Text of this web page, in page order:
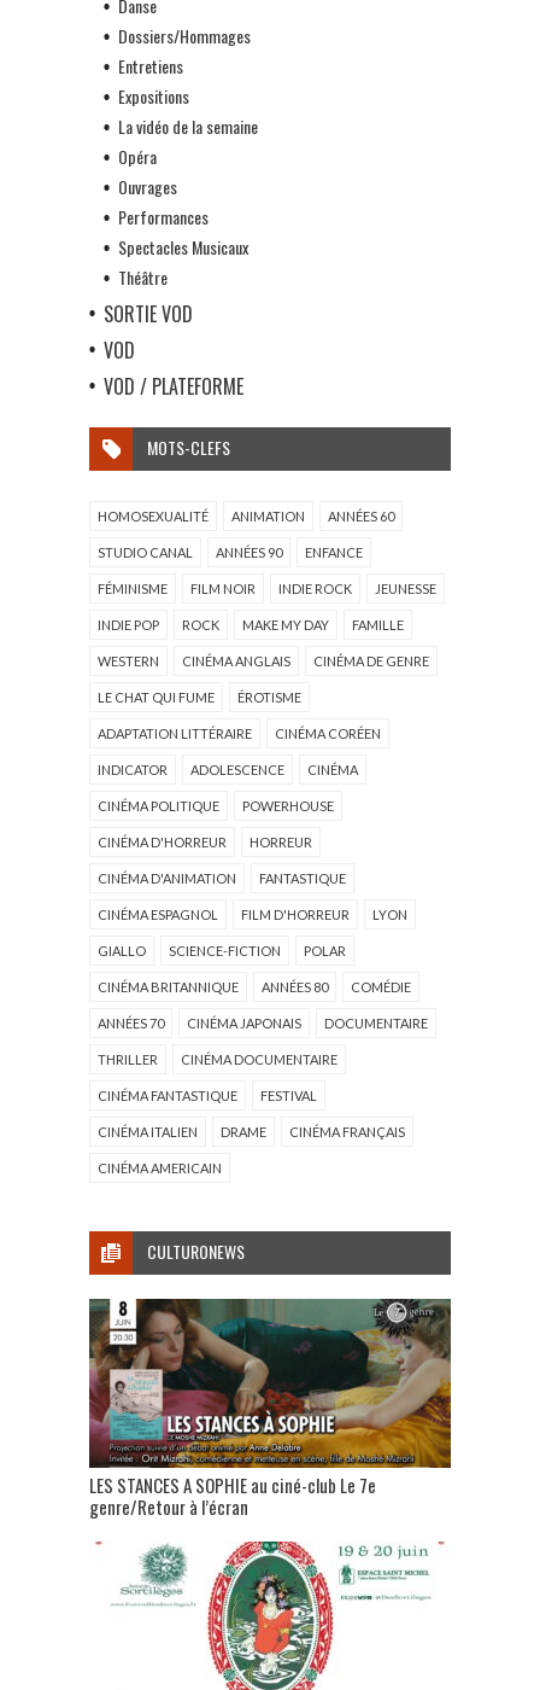
Danse
Dossiers/Hommages
Entretiens
Expositions
La vidéo de la semaine
Opéra
Ouvrages
Performances
Spectacles Musicaux
Théâtre
SORTIE VOD
VOD
VOD / PLATEFORME
MOTS-CLEFS
HOMOSEXUALITÉ ANIMATION ANNÉES 60
STUDIO CANAL ANNÉES 90 ENFANCE
FÉMINISME FILM NOIR INDIE ROCK JEUNESSE
INDIE POP ROCK MAKE MY DAY FAMILLE
WESTERN CINÉMA ANGLAIS CINÉMA DE GENRE
LE CHAT QUI FUME ÉROTISME
ADAPTATION LITTÉRAIRE CINÉMA CORÉEN
INDICATOR ADOLESCENCE CINÉMA
CINÉMA POLITIQUE POWERHOUSE
CINÉMA D'HORREUR HORREUR
CINÉMA D'ANIMATION FANTASTIQUE
CINÉMA ESPAGNOL FILM D'HORREUR LYON
GIALLO SCIENCE-FICTION POLAR
CINÉMA BRITANNIQUE ANNÉES 80 COMÉDIE
ANNÉES 70 CINÉMA JAPONAIS DOCUMENTAIRE
THRILLER CINÉMA DOCUMENTAIRE
CINÉMA FANTASTIQUE FESTIVAL
CINÉMA ITALIEN DRAME CINÉMA FRANÇAIS
CINÉMA AMERICAIN
CULTURONEWS
LES STANCES A SOPHIE au ciné-club Le 7e
genre/Retour à l’écran